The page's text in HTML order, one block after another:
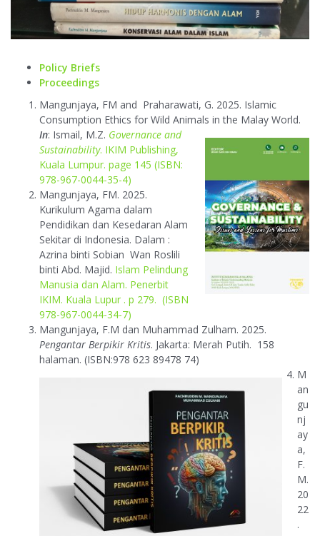
Policy Briefs
Proceedings
Mangunjaya, FM and Praharawati, G. 2025. Islamic
Consumption Ethics for Wild Animals in the Malay World.
In: Ismail, M.Z. Governance and
Sustainability. IKIM Publishing,
Kuala Lumpur. page 145 (ISBN:
978-967-0044-35-4)
Mangunjaya, FM. 2025.
Kurikulum Agama dalam
Pendidikan dan Kesedaran Alam
Sekitar di Indonesia. Dalam :
Azrina binti Sobian Wan Roslili
binti Abd. Majid. Islam Pelindung
Manusia dan Alam. Penerbit
IKIM. Kuala Lupur . p 279. (ISBN
978-967-0044-34-7)
Mangunjaya, F.M dan Muhammad Zulham. 2025.
Pengantar Berpikir Kritis. Jakarta: Merah Putih. 158
halaman. (ISBN:978 623 89478 74)
M
an
gu
nj
ay
a,
F.
M.
20
22
.